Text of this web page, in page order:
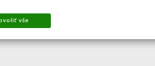
vše